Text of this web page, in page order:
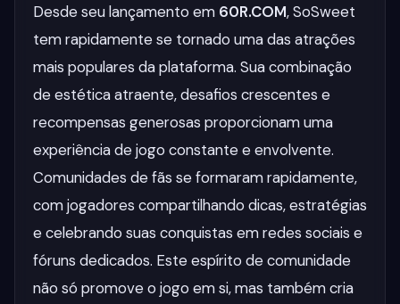
Desde seu lançamento em 60R.COM, SoSweet
tem rapidamente se tornado uma das atrações
mais populares da plataforma. Sua combinação
de estética atraente, desafios crescentes e
recompensas generosas proporcionam uma
experiência de jogo constante e envolvente.
Comunidades de fãs se formaram rapidamente,
com jogadores compartilhando dicas, estratégias
e celebrando suas conquistas em redes sociais e
fóruns dedicados. Este espírito de comunidade
não só promove o jogo em si, mas também cria